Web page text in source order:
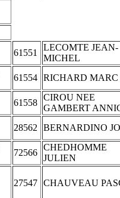
61551
LECOMTE JEAN-
MICHEL
61554 RICHARD MARC
61558
CIROU NEE
GAMBERT
28562
BERNARDINO
72566
CHEDHOMME
JULIEN
27547 CHAUVEAU